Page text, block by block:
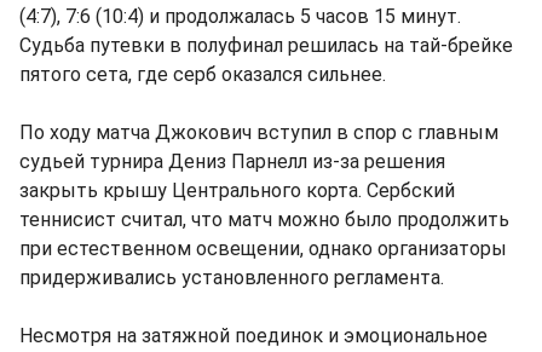
(4:7), 7:6 (10:4) и продолжалась 5 часов 15 минут.
Судьба путевки в полуфинал решилась на тай-брейке
пятого сета, где серб оказался сильнее.
По ходу матча Джокович вступил в спор с главным
судьей турнира Дениз Парнелл из-за решения
закрыть крышу Центрального корта. Сербский
теннисист считал, что матч можно было продолжить
при естественном освещении, однако организаторы
придерживались установленного регламента.
Несмотря на затяжной поединок и эмоциональное